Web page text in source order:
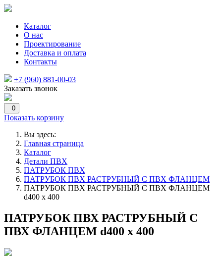
Каталог
О нас
Проектирование
Доставка и оплата
Контакты
+7 (960) 881-00-03
Заказать звонок
0
Показать корзину
Вы здесь:
Главная страница
Каталог
Детали ПВХ
ПАТРУБОК ПВХ
ПАТРУБОК ПВХ РАСТРУБНЫЙ С ПВХ ФЛАНЦЕМ
ПАТРУБОК ПВХ РАСТРУБНЫЙ С ПВХ ФЛАНЦЕМ
d400 х 400
ПАТРУБОК ПВХ РАСТРУБНЫЙ С
ПВХ ФЛАНЦЕМ d400 х 400